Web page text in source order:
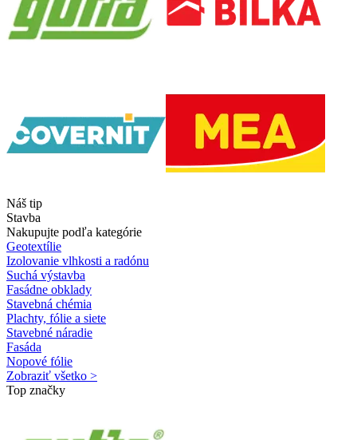
Náš tip
Stavba
Nakupujte podľa kategórie
Geotextílie
Izolovanie vlhkosti a radónu
Suchá výstavba
Fasádne obklady
Stavebná chémia
Plachty, fólie a siete
Stavebné náradie
Fasáda
Nopové fólie
Zobraziť všetko >
Top značky